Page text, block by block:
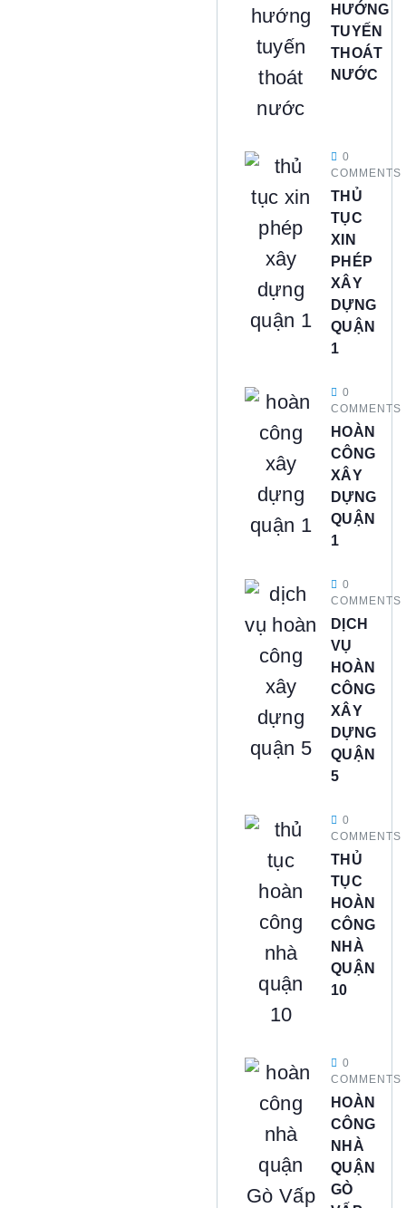
HƯỚNG
TUYẾN
THOÁT
NƯỚC
0
COMMENTS
THỦ
TỤC
XIN
PHÉP
XÂY
DỰNG
QUẬN
1
0
COMMENTS
HOÀN
CÔNG
XÂY
DỰNG
QUẬN
1
0
COMMENTS
DỊCH
VỤ
HOÀN
CÔNG
XÂY
DỰNG
QUẬN
5
0
COMMENTS
THỦ
TỤC
HOÀN
CÔNG
NHÀ
QUẬN
10
0
COMMENTS
HOÀN
CÔNG
NHÀ
QUẬN
GÒ